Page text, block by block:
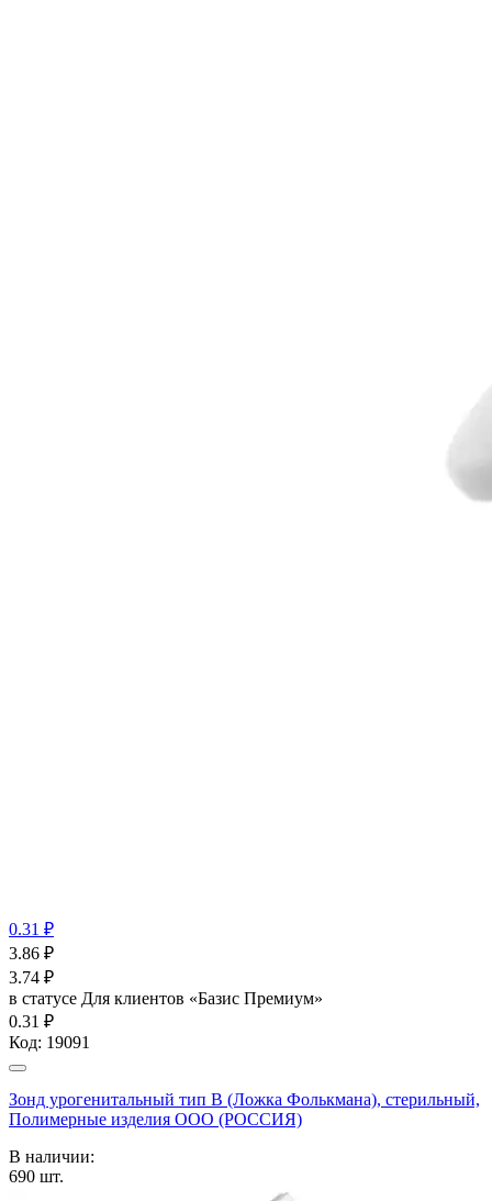
0.31 ₽
3.86 ₽
3.74 ₽
в статусе Для клиентов «Базис Премиум»
0.31 ₽
Код: 19091
Зонд урогенитальный тип В (Ложка Фолькмана), стерильный,
Полимерные изделия OOO (РОССИЯ)
В наличии:
690 шт.